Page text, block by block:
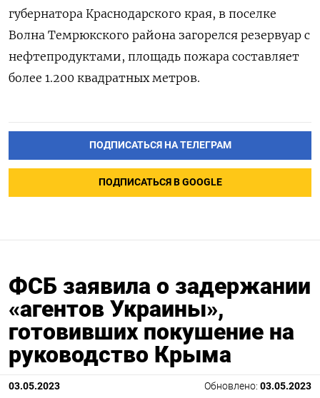
губернатора Краснодарского края, в поселке
Волна Темрюкского района загорелся резервуар с
нефтепродуктами, площадь пожара составляет
более 1.200 квадратных метров.
ПОДПИСАТЬСЯ НА ТЕЛЕГРАМ
ПОДПИСАТЬСЯ В GOOGLE
ФСБ заявила о задержании
«агентов Украины»,
готовивших покушение на
руководство Крыма
03.05.2023 Обновлено: 03.05.2023